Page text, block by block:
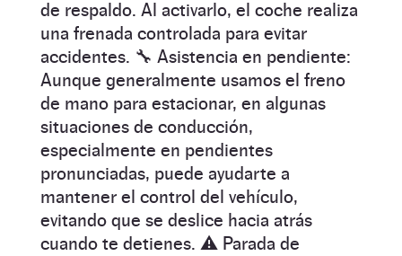
de respaldo. Al activarlo, el coche realiza
una frenada controlada para evitar
accidentes. 🔧 Asistencia en pendiente:
Aunque generalmente usamos el freno
de mano para estacionar, en algunas
situaciones de conducción,
especialmente en pendientes
pronunciadas, puede ayudarte a
mantener el control del vehículo,
evitando que se deslice hacia atrás
cuando te detienes. ⚠️ Parada de